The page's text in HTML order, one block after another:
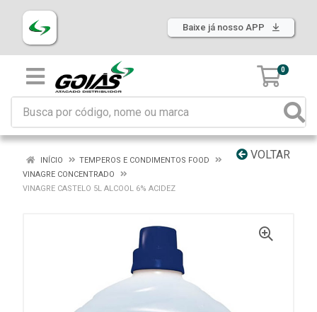
Baixe já nosso APP
0
VOLTAR
INÍCIO
TEMPEROS E CONDIMENTOS FOOD
VINAGRE CONCENTRADO
VINAGRE CASTELO 5L ALCOOL 6% ACIDEZ